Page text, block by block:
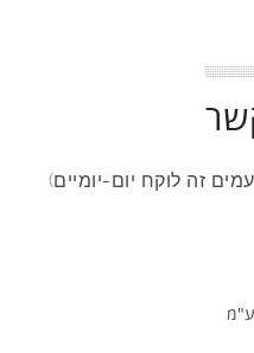
זה לוקח יום-יומיים)